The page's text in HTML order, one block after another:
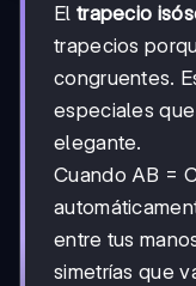
El trapecio
trapecios
congruentes.
especiales
elegante.
Cuando AB =
entre tus
simetrías que